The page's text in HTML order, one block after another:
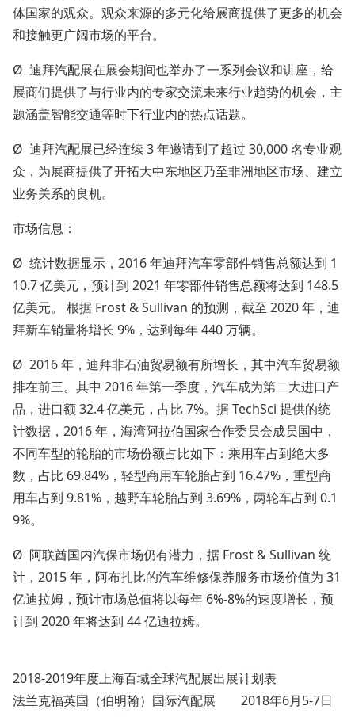
体国家的观众。观众来源的多元化给展商提供了更多的机会
和接触更广阔市场的平台。
Ø 迪拜汽配展在展会期间也举办了一系列会议和讲座，给
展商们提供了与行业内的专家交流未来行业趋势的机会，主
题涵盖智能交通等时下行业内的热点话题。
Ø 迪拜汽配展已经连续 3 年邀请到了超过 30,000 名专业观
众，为展商提供了开拓大中东地区乃至非洲地区市场、建立
业务关系的良机。
市场信息：
Ø 统计数据显示，2016 年迪拜汽车零部件销售总额达到 1
10.7 亿美元，预计到 2021 年零部件销售总额将达到 148.5
亿美元。 根据 Frost & Sullivan 的预测，截至 2020 年，迪
拜新车销量将增长 9%，达到每年 440 万辆。
Ø 2016 年，迪拜非石油贸易额有所增长，其中汽车贸易额
排在前三。其中 2016 年第一季度，汽车成为第二大进口产
品，进口额 32.4 亿美元，占比 7%。据 TechSci 提供的统
计数据，2016 年，海湾阿拉伯国家合作委员会成员国中，
不同车型的轮胎的市场份额占比如下：乘用车占到绝大多
数，占比 69.84%，轻型商用车轮胎占到 16.47%，重型商
用车占到 9.81%，越野车轮胎占到 3.69%，两轮车占到 0.1
9%。
Ø 阿联酋国内汽保市场仍有潜力，据 Frost & Sullivan 统
计，2015 年，阿布扎比的汽车维修保养服务市场价值为 31
亿迪拉姆，预计市场总值将以每年 6%-8%的速度增长，预
计到 2020 年将达到 44 亿迪拉姆。
2018-2019年度上海百域全球汽配展出展计划表
法兰克福英国（伯明翰）国际汽配展
2018年6月5-7日